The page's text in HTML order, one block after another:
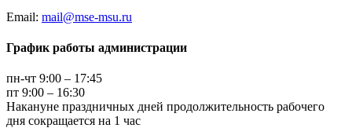
Email: mail@mse-msu.ru
График работы администрации
пн-чт 9:00 – 17:45
пт 9:00 – 16:30
Накануне праздничных дней продолжительность рабочего
дня сокращается на 1 час